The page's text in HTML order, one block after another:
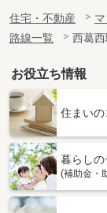
住宅・不動産
路線一覧
西葛
お役立ち情報
住まいの
暮らしの
(補助金・